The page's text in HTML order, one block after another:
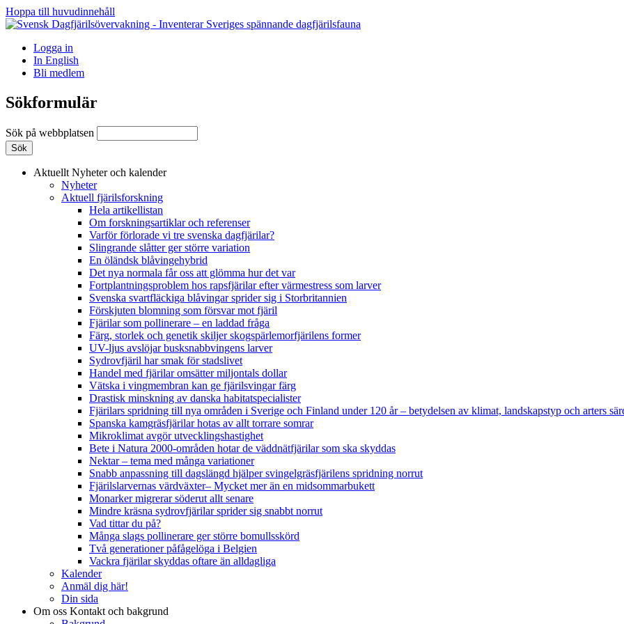
Hoppa till huvudinnehåll
Logga in
In English
Bli medlem
Sökformulär
Sök på webbplatsen
Aktuellt Nyheter och kalender
Nyheter
Aktuell fjärilsforskning
Hela artikellistan
Om forskningsartiklar och referenser
Varför förlorade vi tre svenska dagfjärilar?
Slingrande slåtter ger större variation
En öländsk blåvingehybrid
Det nya normala får oss att glömma hur det var
Fortplantningsproblem hos rapsfjärilar efter värmestress som larver
Svenska svartfläckiga blåvingar sprider sig i Storbritannien
Förskjuten blomning som försvar mot fjäril
Fjärilar som pollinerare – en laddad fråga
Färg, storlek och genetik skiljer skogspärlemorfjärilens former
UV-ljus avslöjar busksnabbvingens larver
Sydrovfjäril har smak för stadslivet
Handel med fjärilar omsätter miljontals dollar
Vätska i vingmembran kan ge fjärilsvingar färg
Drastisk minskning av danska habitatspecialister
Fjärilars spridning till nya områden i Sverige och Finland under 120 år– betydelsen av klimat, landskapstyp och arters
Spanska kamgräsfjärilar hotas av allt torrare somrar
Mikroklimat avgör utvecklingshastighet
Bete i Natura 2000-områden hotar de väddnätfjärilar som ska skyddas
Nektar – tema med många variationer
Snabb anpassning till dagslängd hjälper svingelgräsfjärilens spridning norrut
Fjärilslarvernas värdväxter– Mycket mer än en midsommarbukett
Monarker migrerar söderut allt senare
Mindre kräsna sydrovfjärilar sprider sig snabbt norrut
Vad tittar du på?
Många slags pollinerare ger större bomullsskörd
Två generationer påfågelöga i Belgien
Vackra fjärilar skyddas oftare än alldagliga
Kalender
Anmäl dig här!
Din sida
Om oss Kontakt och bakgrund